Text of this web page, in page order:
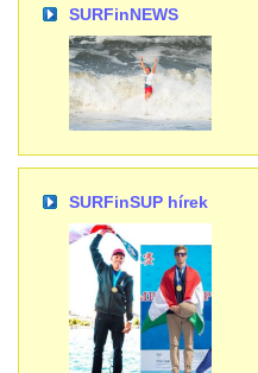
SURFinNEWS
SURFinSUP hírek